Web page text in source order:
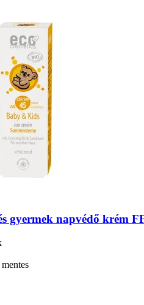
gyermek napvédő krém